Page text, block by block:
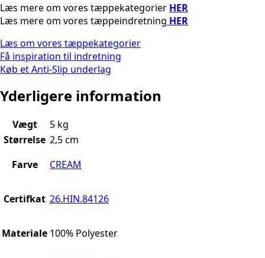
Læs mere om vores tæppekategorier HER
Læs mere om vores tæppeindretning HER
Læs om vores tæppekategorier
Få inspiration til indretning
Køb et Anti-Slip underlag
Yderligere information
Vægt
5 kg
Størrelse 2,5 cm
Farve
CREAM
Certifkat 26.HIN.84126
Materiale 100% Polyester